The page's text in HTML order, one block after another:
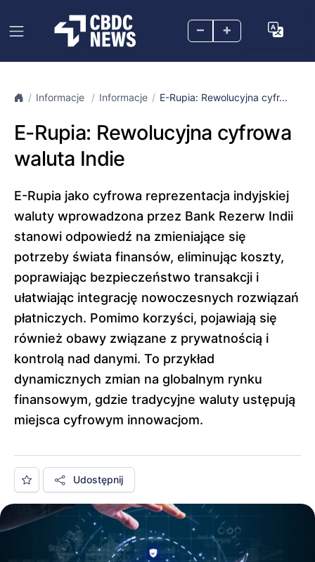
– +
Informacje Informacje E-Rupia: Rewolucyjna cyfr...
E-Rupia: Rewolucyjna cyfrowa
waluta Indie
E-Rupia jako cyfrowa reprezentacja indyjskiej
waluty wprowadzona przez Bank Rezerw Indii
stanowi odpowiedź na zmieniające się
potrzeby świata finansów, eliminując koszty,
poprawiając bezpieczeństwo transakcji i
ułatwiając integrację nowoczesnych rozwiązań
płatniczych. Pomimo korzyści, pojawiają się
również obawy związane z prywatnością i
kontrolą nad danymi. To przykład
dynamicznych zmian na globalnym rynku
finansowym, gdzie tradycyjne waluty ustępują
miejsca cyfrowym innowacjom.
Udostępnij